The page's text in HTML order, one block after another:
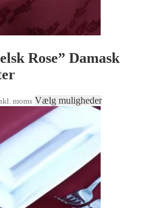
Rose” Damask
kr.
moms Vælg mulighederDette